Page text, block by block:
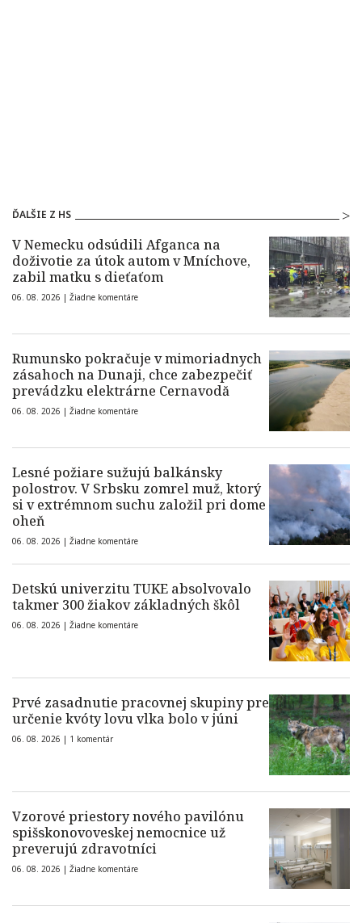
ĎALŠIE Z HS
V Nemecku odsúdili Afganca na
doživotie za útok autom v Mníchove,
zabil matku s dieťaťom
06. 08. 2026 | Žiadne komentáre
Rumunsko pokračuje v mimoriadnych
zásahoch na Dunaji, chce zabezpečiť
prevádzku elektrárne Cernavodă
06. 08. 2026 | Žiadne komentáre
Lesné požiare sužujú balkánsky
polostrov. V Srbsku zomrel muž, ktorý
si v extrémnom suchu založil pri dome
oheň
06. 08. 2026 | Žiadne komentáre
Detskú univerzitu TUKE absolvovalo
takmer 300 žiakov základných škôl
06. 08. 2026 | Žiadne komentáre
Prvé zasadnutie pracovnej skupiny pre
určenie kvóty lovu vlka bolo v júni
06. 08. 2026 | 1 komentár
Vzorové priestory nového pavilónu
spišskonovoveskej nemocnice už
preverujú zdravotníci
06. 08. 2026 | Žiadne komentáre